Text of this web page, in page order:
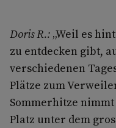
Doris R.: „Weil es
zu entdecken gibt,
verschiedenen
Plätze zum
Sommerhitze
Platz unter dem